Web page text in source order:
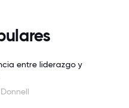
entre liderazgo y